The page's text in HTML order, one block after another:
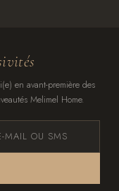
en avant-première des
Melimel Home.
MAIL OU SMS